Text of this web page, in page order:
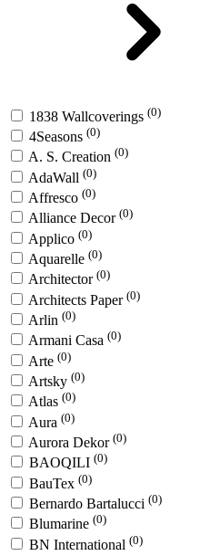
1838 Wallcoverings (0)
4Seasons (0)
A. S. Creation (0)
AdaWall (0)
Affresco (0)
Alliance Decor (0)
Applico (0)
Aquarelle (0)
Architector (0)
Architects Paper (0)
Arlin (0)
Armani Casa (0)
Arte (0)
Artsky (0)
Atlas (0)
Aura (0)
Aurora Dekor (0)
BAOQILI (0)
BauTex (0)
Bernardo Bartalucci (0)
Blumarine (0)
BN International (0)